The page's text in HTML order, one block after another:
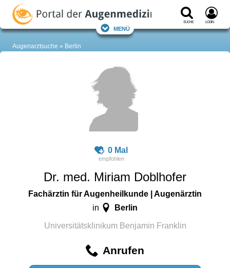
Suche Login
Menü
Augenarztsuche Berlin
0 Mal
Dr. med. Miriam Doblhofer
Fachärztin für Augenheilkunde | Augenärztin
in Berlin
Universitätsklinikum Benjamin Franklin
Anrufen